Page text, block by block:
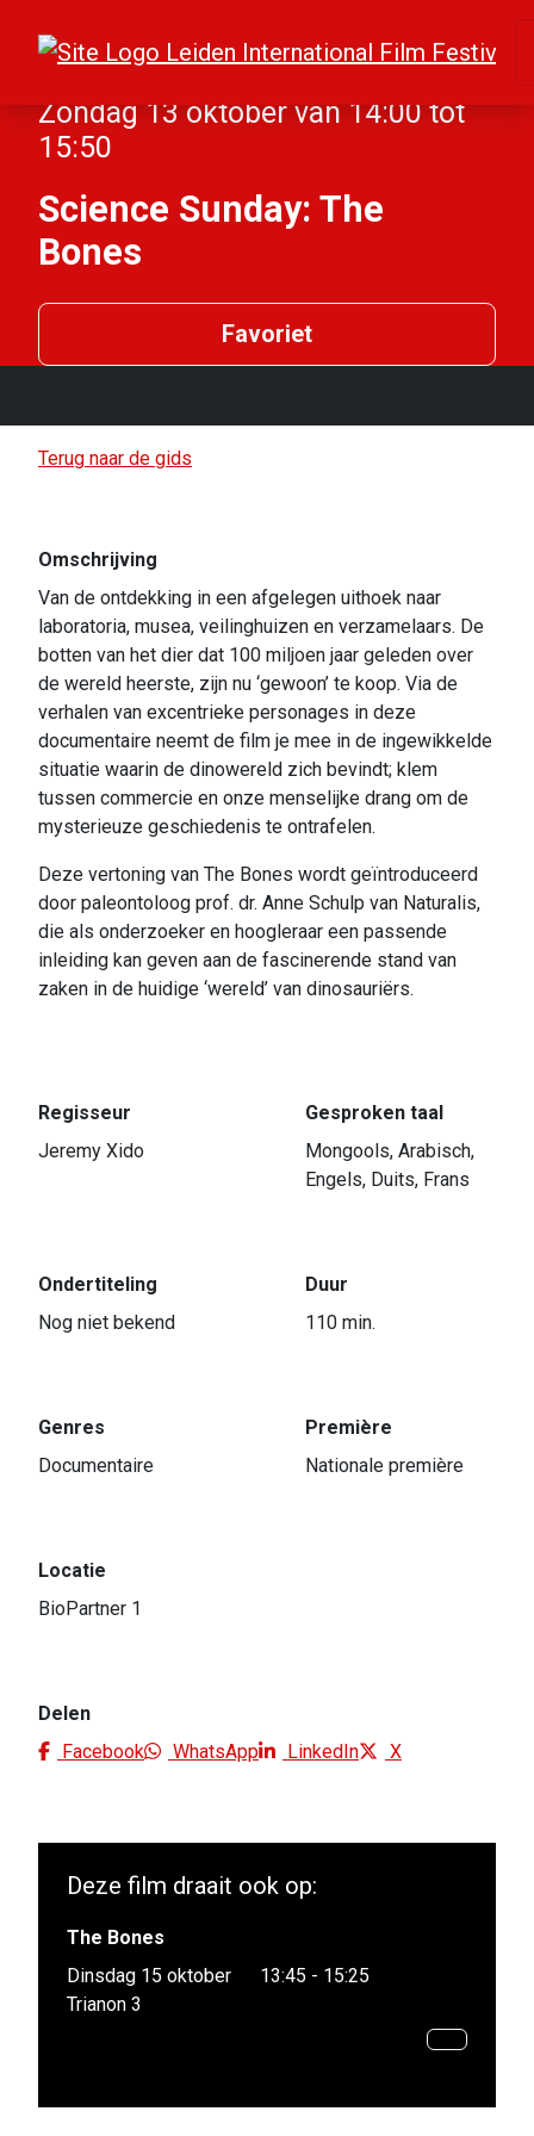
Zondag 13 oktober van 14:00 tot
15:50
Science Sunday: The
Bones
Favoriet
Terug naar de gids
Omschrijving
Van de ontdekking in een afgelegen uithoek naar
laboratoria, musea, veilinghuizen en verzamelaars. De
botten van het dier dat 100 miljoen jaar geleden over
de wereld heerste, zijn nu ‘gewoon’ te koop. Via de
verhalen van excentrieke personages in deze
documentaire neemt de film je mee in de ingewikkelde
situatie waarin de dinowereld zich bevindt; klem
tussen commercie en onze menselijke drang om de
mysterieuze geschiedenis te ontrafelen.
Deze vertoning van The Bones wordt geïntroduceerd
door paleontoloog prof. dr. Anne Schulp van Naturalis,
die als onderzoeker en hoogleraar een passende
inleiding kan geven aan de fascinerende stand van
zaken in de huidige ‘wereld’ van dinosauriërs.
Regisseur
Jeremy Xido
Gesproken taal
Mongools, Arabisch,
Engels, Duits, Frans
Ondertiteling
Nog niet bekend
Duur
110 min.
Genres
Documentaire
Première
Nationale première
Locatie
BioPartner 1
Delen
Facebook
WhatsApp LinkedIn X
Deze film draait ook op:
The Bones
Dinsdag 15 oktober
13:45 - 15:25
Trianon 3